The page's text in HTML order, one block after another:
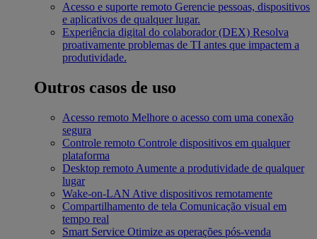
Acesso e suporte remoto Gerencie pessoas, dispositivos
e aplicativos de qualquer lugar.
Experiência digital do colaborador (DEX) Resolva
proativamente problemas de TI antes que impactem a
produtividade.
Outros casos de uso
Acesso remoto Melhore o acesso com uma conexão
segura
Controle remoto Controle dispositivos em qualquer
plataforma
Desktop remoto Aumente a produtividade de qualquer
lugar
Wake-on-LAN Ative dispositivos remotamente
Compartilhamento de tela Comunicação visual em
tempo real
Smart Service Otimize as operações pós-venda